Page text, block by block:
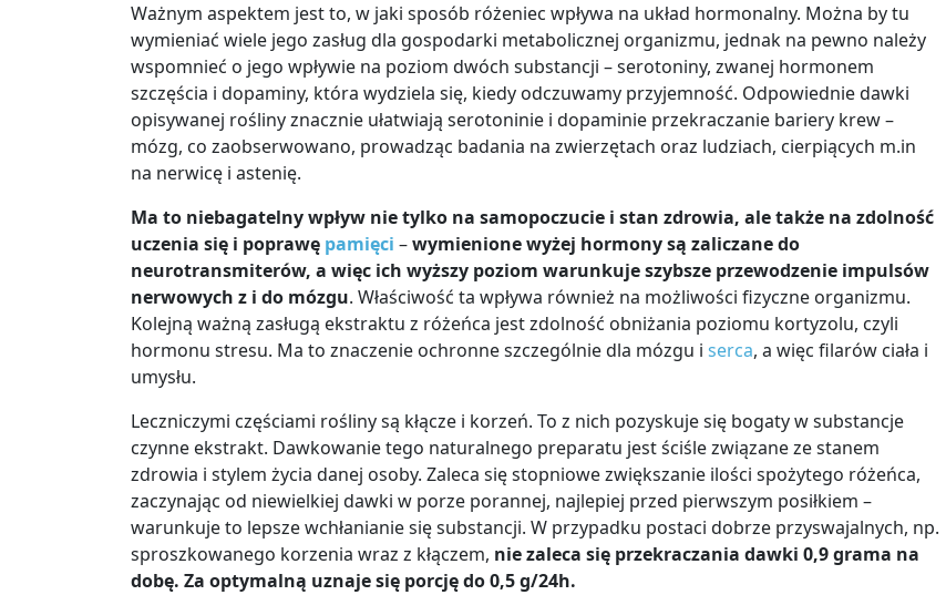
Ważnym aspektem jest to, w jaki sposób różeniec wpływa na układ hormonalny. Można by tu
wymieniać wiele jego zasług dla gospodarki metabolicznej organizmu, jednak na pewno należy
wspomnieć o jego wpływie na poziom dwóch substancji – serotoniny, zwanej hormonem
szczęścia i dopaminy, która wydziela się, kiedy odczuwamy przyjemność. Odpowiednie dawki
opisywanej rośliny znacznie ułatwiają serotoninie i dopaminie przekraczanie bariery krew –
mózg, co zaobserwowano, prowadząc badania na zwierzętach oraz ludziach, cierpiących m.in
na nerwicę i astenię.
Ma to niebagatelny wpływ nie tylko na samopoczucie i stan zdrowia, ale także na zdolność
uczenia się i poprawę pamięci –wymienione wyżej hormony są zaliczane do
neurotransmiterów, a więc ich wyższy poziom warunkuje szybsze przewodzenie impulsów
nerwowych z i do mózgu. Właściwość ta wpływa również na możliwości fizyczne organizmu.
Kolejną ważną zasługą ekstraktu z różeńca jest zdolność obniżania poziomu kortyzolu, czyli
hormonu stresu. Ma to znaczenie ochronne szczególnie dla mózgu i serca, a więc filarów ciała i
umysłu.
Leczniczymi częściami rośliny są kłącze i korzeń. To z nich pozyskuje się bogaty w substancje
czynne ekstrakt. Dawkowanie tego naturalnego preparatu jest ściśle związane ze stanem
zdrowia i stylem życia danej osoby. Zaleca się stopniowe zwiększanie ilości spożytego różeńca,
zaczynając od niewielkiej dawki w porze porannej, najlepiej przed pierwszym posiłkiem –
warunkuje to lepsze wchłanianie się substancji. W przypadku postaci dobrze przyswajalnych, np.
sproszkowanego korzenia wraz z kłączem, nie zaleca się przekraczania dawki 0,9 grama na
dobę. Za optymalną uznaje się porcjędo 0,5 g/24h.